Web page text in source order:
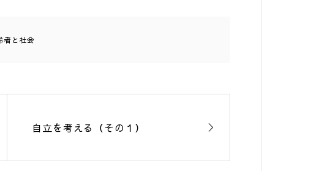
者と社会
自立を考える（その１）